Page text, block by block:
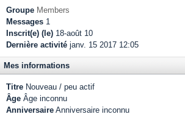
Groupe Members
Messages 1
Inscrit(e) (le) 18-août 10
Dernière activité janv. 15 2017 12:05
Mes informations
Titre Nouveau / peu actif
Âge Âge inconnu
Anniversaire Anniversaire inconnu